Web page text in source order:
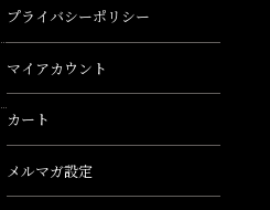
プライバシーポリシー
マイアカウント
カート
メルマガ設定